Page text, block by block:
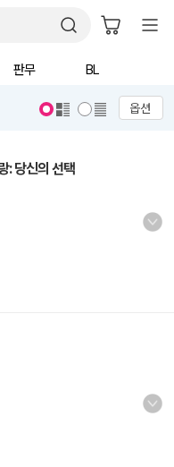
판무 BL
옵션
: 당신의 선택